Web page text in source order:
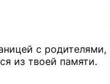
с родителями,
из твоей памяти.